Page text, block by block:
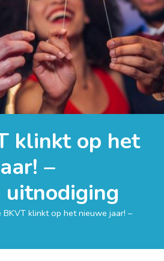
klinkt op het
–
uitnodiging
BKVT klinkt op het nieuwe jaar! –